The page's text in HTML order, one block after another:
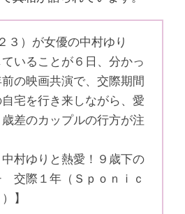
３）が女優の中村ゆり
ていることが６日、分かっ
の映画共演で、交際期間
宅を行き来しながら、愛
差のカップルの行方が注
村ゆりと熱愛！９歳下の
交際１年（Ｓｐｏｎｉｃ
】